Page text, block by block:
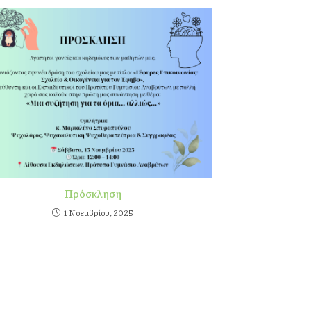
Πρόσκληση
1 Νοεμβρίου, 2025